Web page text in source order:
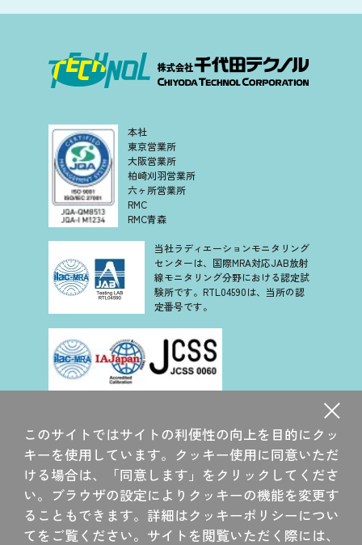
本社
東京営業所
大阪営業所
柏崎刈羽営業所
六ヶ所営業所
RMC
RMC青森
当社ラディエーションモニタリング
センターは、国際MRA対応JAB放射
線モニタリング分野における認定試
験所です。RTL04590は、当所の認
定番号です。
定されています。JCSS を運営している認定機関(IAJapan)
は、アジア太平洋認定協力機構(APAC)及び国際試験所認定協
力機構(ILAC)の相互承認に署名しています。
当社大洗研究所は、国際 MRA 対応 JCSS 認定事業者です。
JCSS 0060 は、当所の認定番号です。
このサイトではサイトの利便性の向上を目的にクッ
キーを使用しています。クッキー使用に同意いただ
ける場合は、「同意します」をクリックしてくださ
い。ブラウザの設定によりクッキーの機能を変更す
ることもできます。詳細はクッキーポリシーについ
てをご覧ください。サイトを閲覧いただく際には、